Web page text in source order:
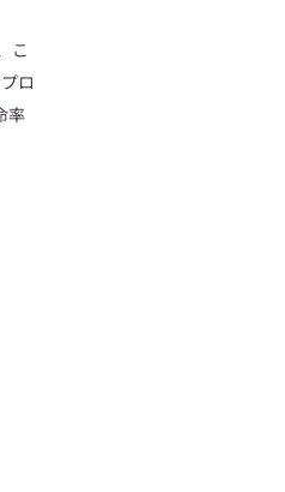
こ
ロ
率